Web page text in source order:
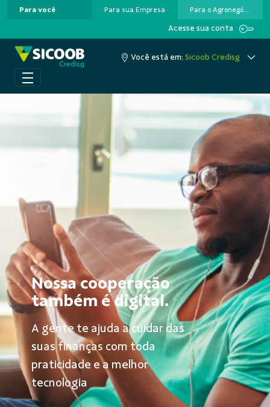
Pular para o Conteúdo principal
Para você Para sua Empresa Para o Agronegócio
Acesse sua conta
Você está em: Sicoob Credisg
Nossa cooperação
também é digital.
A gente te ajuda a cuidar das
suas finanças com toda
praticidade e a melhor
tecnologia